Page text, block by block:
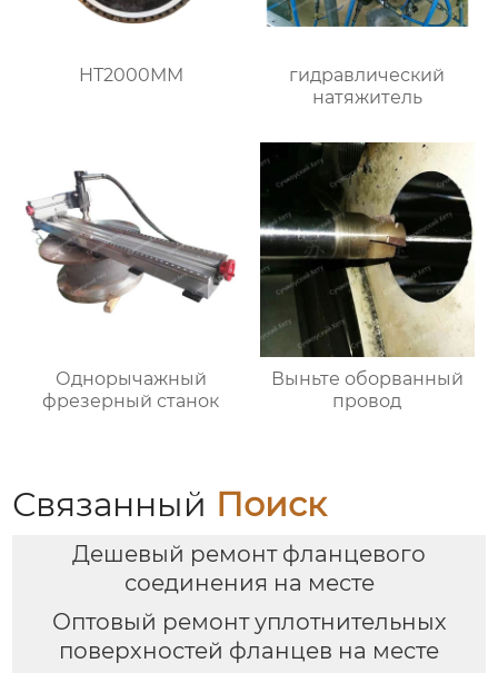
HT2000MM
гидравлический
натяжитель
Однорычажный
фрезерный станок
Выньте оборванный
провод
Связанный Поиск
Дешевый ремонт фланцевого
соединения на месте
Оптовый ремонт уплотнительных
поверхностей фланцев на месте